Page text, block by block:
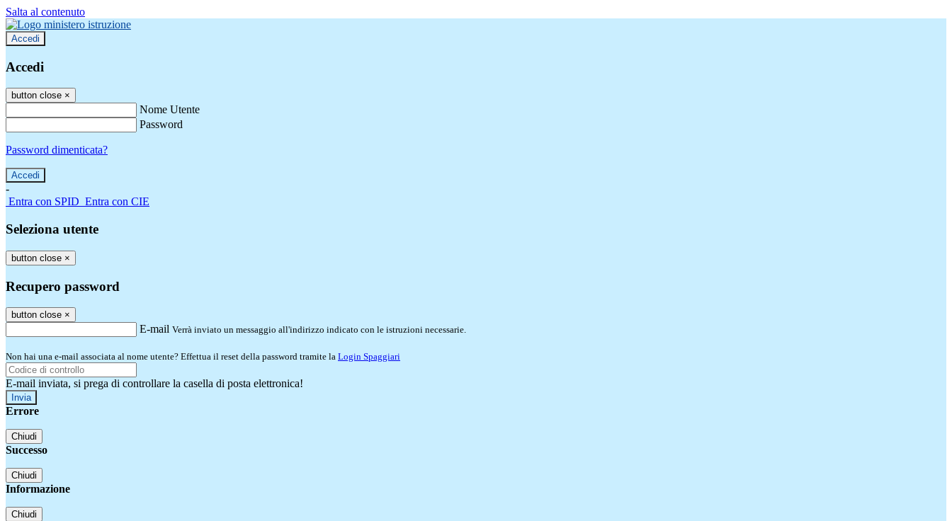
Salta al contenuto
Accedi
Accedi
button close ×
Nome Utente
Password
Password dimenticata?
-
Entra con SPID Entra con CIE
Seleziona utente
button close ×
Recupero password
button close ×
E-mail Verrà inviato un messaggio all'indirizzo indicato con le istruzioni necessarie.
Non hai una e-mail associata al nome utente? Effettua il reset della password tramite la Login Spaggiari
E-mail inviata, si prega di controllare la casella di posta elettronica!
Errore
Chiudi
Successo
Chiudi
Informazione
Chiudi